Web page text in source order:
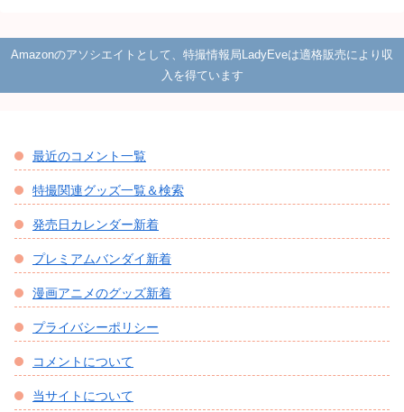
Amazonのアソシエイトとして、特撮情報局LadyEveは適格販売により収
入を得ています
最近のコメント一覧
特撮関連グッズ一覧＆検索
発売日カレンダー新着
プレミアムバンダイ新着
漫画アニメのグッズ新着
プライバシーポリシー
コメントについて
当サイトについて